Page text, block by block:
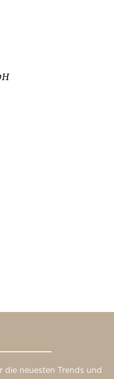
die neuesten Trends und